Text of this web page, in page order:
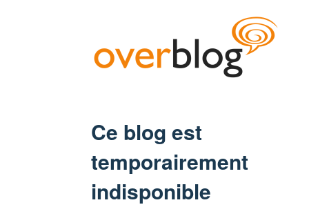
Ce blog est
temporairement
indisponible